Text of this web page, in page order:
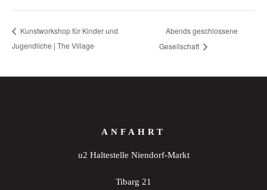
Kunstworkshop für Kinder und
Jugendliche | The Village
Abends geschlossene
Gesellschaft
ANFAHRT
u2 Haltestelle Niendorf-Markt
Tibarg 21